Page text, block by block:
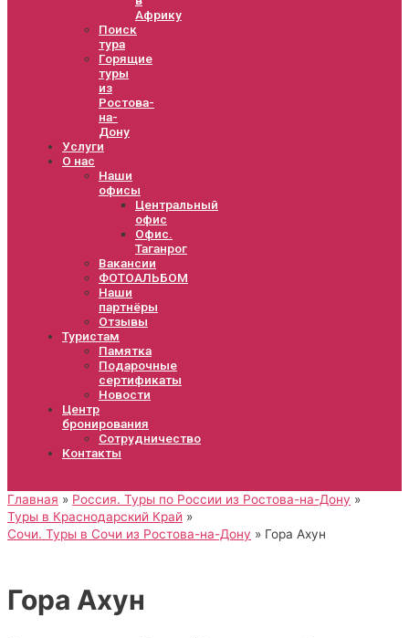
Африку
Поиск
тура
Горящие
туры
из
Ростова-
на-
Дону
Услуги
О нас
Наши
офисы
Центральный
офис
Офис.
Таганрог
Вакансии
ФОТОАЛЬБОМ
Наши
партнёры
Отзывы
Туристам
Памятка
Подарочные
сертификаты
Новости
Центр
бронирования
Сотрудничество
Контакты
Главная
Россия. Туры по России из Ростова-на-Дону
Туры в Краснодарский Край
Сочи. Туры в Сочи из Ростова-на-Дону
Гора Ахун
Гора Ахун